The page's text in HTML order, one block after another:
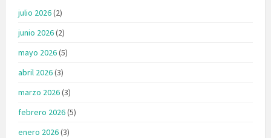
julio 2026(2)
junio 2026(2)
mayo 2026(5)
abril 2026(3)
marzo 2026(3)
febrero 2026(5)
enero 2026(3)